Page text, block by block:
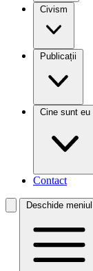
Civism
Publicații
Cine sunt eu
Contact
Deschide meniul